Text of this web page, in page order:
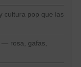
cultura pop que las
rosa, gafas,